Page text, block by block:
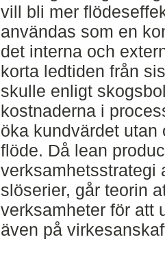
vill bli mer
användas som en
det interna och
korta ledtiden från
skulle enligt
kostnaderna i
öka kundvärdet utan
flöde. Då lean
verksamhetsstrategi
slöserier, går teorin
verksamheter för att
även på